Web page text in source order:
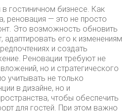
гостиничном бизнесе. Как
реновация — это не просто
Это возможность обновить
адаптировать его к изменениям
и создать
Реновации требуют не
но и стратегического
учитывать не только
в дизайне, но и
чтобы обеспечить
для гостей. При этом важно